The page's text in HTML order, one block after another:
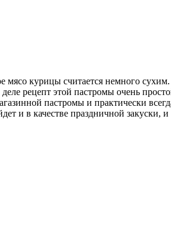
мясо курицы считается немного
рецепт этой пастромы очень
пастромы и практически
и в качестве праздничной закуски,